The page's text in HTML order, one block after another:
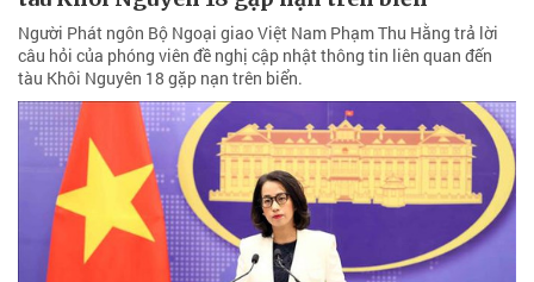
Người Phát ngôn Bộ Ngoại giao Việt Nam Phạm Thu Hằng trả lời
câu hỏi của phóng viên đề nghị cập nhật thông tin liên quan đến
tàu Khôi Nguyên 18 gặp nạn trên biển.